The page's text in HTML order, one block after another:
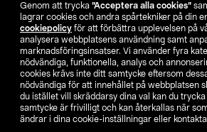
Genom att trycka ”Acceptera alla cookies”
lagrar cookies och andra spårtekniker på din
cookiepolicy för att förbättra upplevelsen på
analysera webbplatsens användning samt
marknadsföringsinsatser. Vi använder fyra
nödvändiga, funktionella, analys och
cookies krävs inte ditt samtycke eftersom
nödvändiga för att innehållet på webbplatsen
du istället vill skräddarsy dina val kan du trycka
samtycke är frivilligt och kan återkallas när
ändrar i dina cookie-inställningar eller
Våra bolag
Hitta butik
SE NO FI